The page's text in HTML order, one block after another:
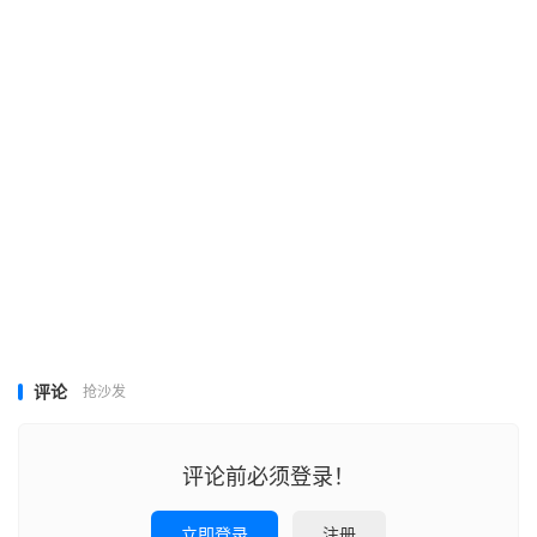
评论 抢沙发
评论前必须登录！